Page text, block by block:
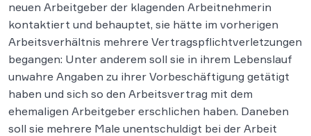
neuen Arbeitgeber der klagenden Arbeitnehmerin
kontaktiert und behauptet, sie hätte im vorherigen
Arbeitsverhältnis mehrere Vertragspflichtverletzungen
begangen: Unter anderem soll sie in ihrem Lebenslauf
unwahre Angaben zu ihrer Vorbeschäftigung getätigt
haben und sich so den Arbeitsvertrag mit dem
ehemaligen Arbeitgeber erschlichen haben. Daneben
soll sie mehrere Male unentschuldigt bei der Arbeit